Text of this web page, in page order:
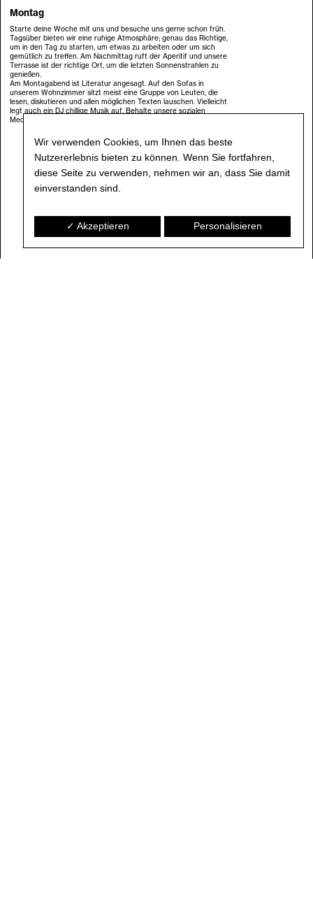
Montag
Starte deine Woche mit uns und besuche uns gerne schon früh.
Tagsüber bieten wir eine ruhige Atmosphäre; genau das Richtige,
um in den Tag zu starten, um etwas zu arbeiten oder um sich
gemütlich zu treffen. Am Nachmittag ruft der Aperitif und unsere
Terrasse ist der richtige Ort, um die letzten Sonnenstrahlen zu
genießen.
Am Montagabend ist Literatur angesagt. Auf den Sofas in
unserem Wohnzimmer sitzt meist eine Gruppe von Leuten, die
lesen, diskutieren und allen möglichen Texten lauschen. Vielleicht
legt auch ein DJ chillige Musik auf. Behalte unsere sozialen
Medien für Ankündigungen im Auge.
Wir verwenden Cookies, um Ihnen das beste
Nutzererlebnis bieten zu können. Wenn Sie fortfahren,
diese Seite zu verwenden, nehmen wir an, dass Sie damit
einverstanden sind.
✓ Akzeptieren Personalisieren